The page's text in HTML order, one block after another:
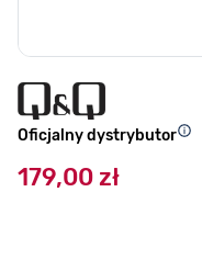
Oficjalny dystrybutor
179,00 zł